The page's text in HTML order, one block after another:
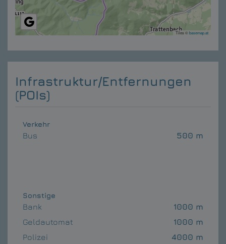
Tiles ©basemap.at
Infrastruktur/Entfernungen
(POIs)
Verkehr
Bus 500 m
Sonstige
Bank
1000 m
Geldautomat
1000 m
Polizei
4000 m